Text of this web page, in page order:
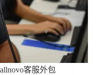
客服外包